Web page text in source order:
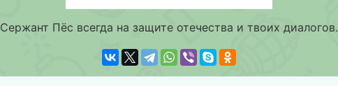
Сержант Пёс всегда на защите отечества и твоих диалогов.